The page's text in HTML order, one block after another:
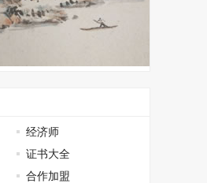
经济师
证书大全
合作加盟